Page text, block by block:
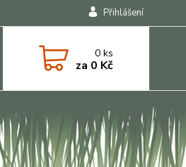
Přihlášení
0ks
za 0 Kč